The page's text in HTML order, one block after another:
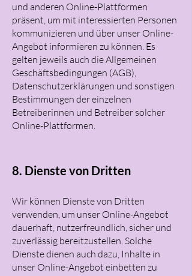
und anderen Online-Plattformen
präsent, um mit interessierten Personen
kommunizieren und über unser Online-
Angebot informieren zu können. Es
gelten jeweils auch die Allgemeinen
Geschäftsbedingungen (AGB),
Datenschutzerklärungen und sonstigen
Bestimmungen der einzelnen
Betreiberinnen und Betreiber solcher
Online-Plattformen.
8. Dienste von Dritten
Wir können Dienste von Dritten
verwenden, um unser Online-Angebot
dauerhaft, nutzerfreundlich, sicher und
zuverlässig bereitzustellen. Solche
Dienste dienen auch dazu, Inhalte in
unser Online-Angebot einbetten zu